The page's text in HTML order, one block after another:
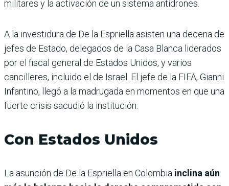
militares y la activación de un sistema antidrones.
A la investidura de De la Espriella asisten una decena de
jefes de Estado, delegados de la Casa Blanca liderados
por el fiscal general de Estados Unidos, y varios
cancilleres, incluido el de Israel. El jefe de la FIFA, Gianni
Infantino, llegó a la madrugada en momentos en que una
fuerte crisis sacudió la institución.
Con Estados Unidos
La asunción de De la Espriella en Colombia inclina aún